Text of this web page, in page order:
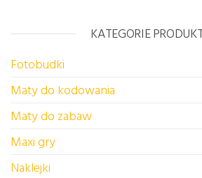
KATEGORIE
Fotobudki
Maty do kodowania
Maty do zabaw
Maxi gry
Naklejki